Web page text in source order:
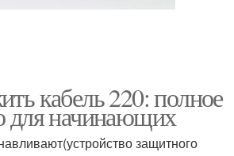
кабель 220: полное
для начинающих
защитного